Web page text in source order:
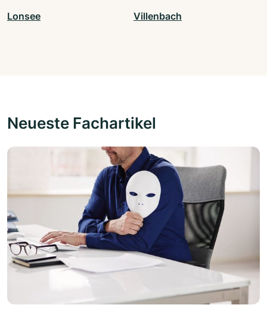
Lonsee Villenbach
Neueste Fachartikel